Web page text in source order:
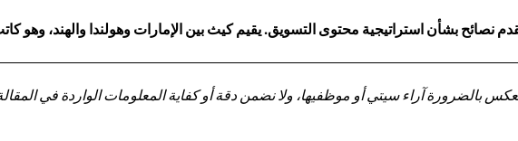
نصائح بشأن استراتيجية محتوى التسويق. يقيم كيث بين الإمارات وهولندا والهند،
آراء سيتي أو موظفيها، ولا نضمن دقة أو كفاية المعلومات الواردة في